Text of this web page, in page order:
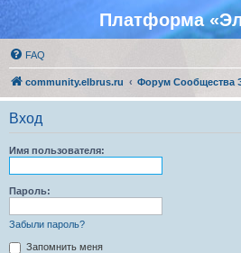
Платформа
FAQ
community.elbrus.ru Форум Сообщества
Вход
Имя пользователя:
Пароль:
Забыли пароль?
Запомнить меня